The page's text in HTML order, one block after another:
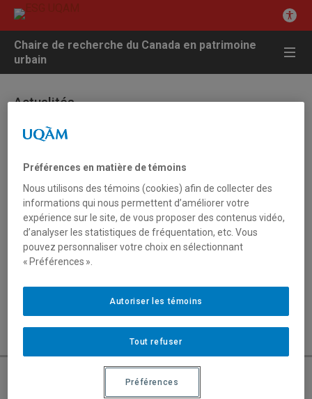
Chaire de recherche du Canada en patrimoine
urbain
Actualités
Formulaire d’inscription – Colloque Marsan
Colloque international“S’approprier la ville”
Vous pouvez maintenant vous inscrire en ligne au colloque
‘S’approprier la ville” qui aura lieu du16 au 18 avril 2012
Pavillon d’art québécois et canadien du Musée des beaux-arts de
Préférences en matière de témoins
Nous utilisons des témoins (cookies) afin de collecter des
informations qui nous permettent d’améliorer votre
expérience sur le site, de vous proposer des contenus vidéo,
d’analyser les statistiques de fréquentation, etc. Vous
pouvez personnaliser votre choix en sélectionnant
« Préférences ».
Tout refuser
Autoriser les témoins
Préférences